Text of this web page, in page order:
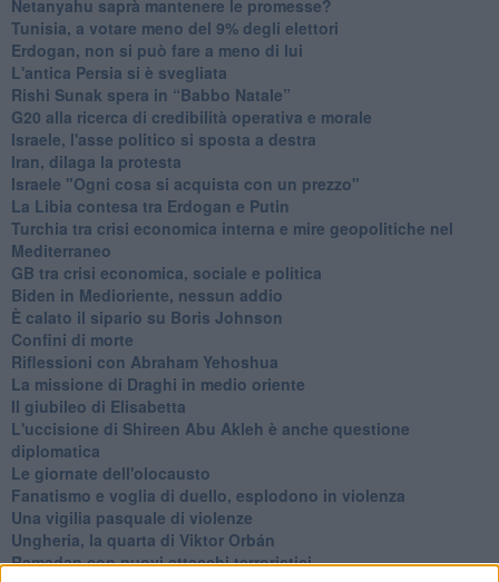
Netanyahu saprà mantenere le promesse?
Tunisia, a votare meno del 9% degli elettori
Erdogan, non si può fare a meno di lui
L'antica Persia si è svegliata
Rishi Sunak spera in “Babbo Natale”
G20 alla ricerca di credibilità operativa e morale
Israele, l'asse politico si sposta a destra
Iran, dilaga la protesta
Israele "Ogni cosa si acquista con un prezzo"
La Libia contesa tra Erdogan e Putin
Turchia tra crisi economica interna e mire geopolitiche nel
Mediterraneo
GB tra crisi economica, sociale e politica
Biden in Medioriente, nessun addio
È calato il sipario su Boris Johnson
Confini di morte
Riflessioni con Abraham Yehoshua
La missione di Draghi in medio oriente
Il giubileo di Elisabetta
L'uccisione di Shireen Abu Akleh è anche questione
diplomatica
Le giornate dell'olocausto
Fanatismo e voglia di duello, esplodono in violenza
Una vigilia pasquale di violenze
Ungheria, la quarta di Viktor Orbán
Ramadan con nuovi attacchi terroristici